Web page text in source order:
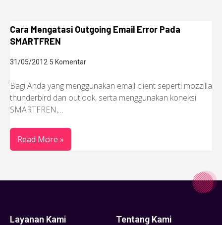
Cara Mengatasi Outgoing Email Error Pada
SMARTFREN
31/05/2012 5 Komentar
Bagi Anda yang menggunakan email client seperti mozzilla
thunderbird dan outlook, serta menggunakan koneksi
SMARTFREN,…
Read More »
Layanan Kami Tentang Kami